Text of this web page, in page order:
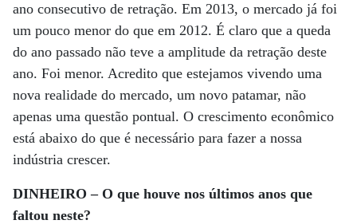
ano consecutivo de retração. Em 2013, o mercado já foi
um pouco menor do que em 2012. É claro que a queda
do ano passado não teve a amplitude da retração deste
ano. Foi menor. Acredito que estejamos vivendo uma
nova realidade do mercado, um novo patamar, não
apenas uma questão pontual. O crescimento econômico
está abaixo do que é necessário para fazer a nossa
indústria crescer.
DINHEIRO – O que houve nos últimos anos que
faltou neste?